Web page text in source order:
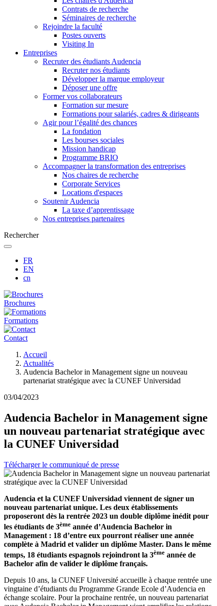
Contrats de recherche
Séminaires de recherche
Rejoindre la faculté
Postes ouverts
Visiting In
Entreprises
Recruter des étudiants Audencia
Recruter nos étudiants
Développer la marque employeur
Déposer une offre
Former vos collaborateurs
Formation sur mesure
Formations pour salariés, cadres & dirigeants
Agir pour l’égalité des chances
La fondation
Les bourses sociales
Mission handicap
Programme BRIO
Accompagner la transformation des entreprises
Nos chaires de recherche
Corporate Services
Locations d'espaces
Soutenir Audencia
La taxe d’apprentissage
Nos entreprises partenaires
Rechercher
FR
EN
cn
Brochures
Formations
Contact
d'Ariane
Accueil
Actualités
Audencia Bachelor in Management signe un nouveau
partenariat stratégique avec la CUNEF Universidad
03/04/2023
Audencia Bachelor in Management signe
un nouveau partenariat stratégique avec
la CUNEF Universidad
Télécharger le communiqué de presse
Audencia et la CUNEF Universidad viennent de signer un
nouveau partenariat unique. Les deux établissements
proposeront dès la rentrée 2023 un double diplôme inédit pour
les étudiants de 3ème année d’Audencia Bachelor in
Management : 18 d’entre eux pourront réaliser une année
complète à Madrid et valider un diplôme Master. Dans le même
temps, 18 étudiants espagnols rejoindront la 3ème année de
Bachelor afin de valider le diplôme français.
Depuis 10 ans, la CUNEF Université accueille à chaque rentrée une
vingtaine d’étudiants du Programme Grande Ecole d’Audencia en
échange scolaire. Pour la prochaine rentrée, un nouveau partenariat